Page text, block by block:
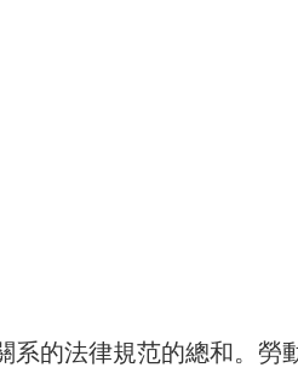
的法律規范的總和。勞